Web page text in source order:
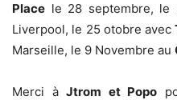
Place le 28 septembre, le
Liverpool, le 25 otobre avec
Marseille, le 9 Novembre au
Merci à Jtrom et Popo